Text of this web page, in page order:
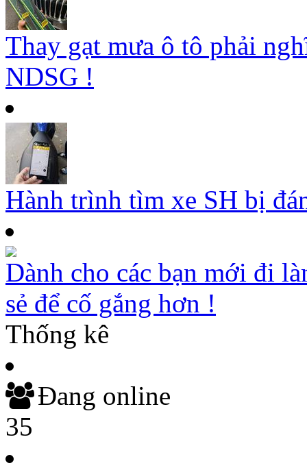
Thay gạt mưa ô tô phải
NDSG !
Hành trình tìm xe SH bị
Dành cho các bạn mới đi
sẻ để cố gắng hơn !
Thống kê
Đang online
35